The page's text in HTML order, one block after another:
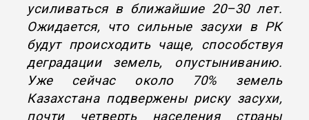
усиливаться в ближайшие 20–30 лет.
Ожидается, что сильные засухи в РК
будут происходить чаще, способствуя
деградации земель, опустыниванию.
Уже сейчас около 70% земель
Казахстана подвержены риску засухи,
почти четверть населения страны